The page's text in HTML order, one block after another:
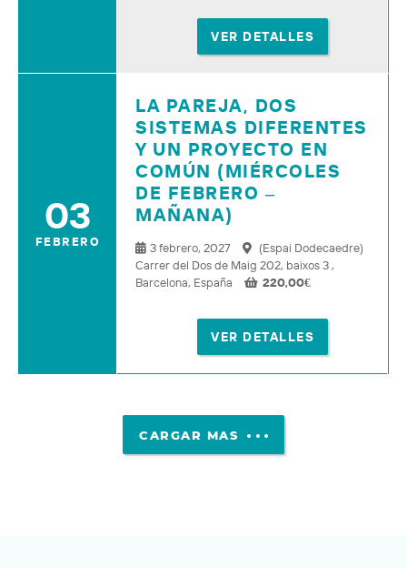
VER DETALLES
03
FEBRERO
LA PAREJA, DOS
SISTEMAS DIFERENTES
Y UN PROYECTO EN
COMÚN (MIÉRCOLES
DE FEBRERO –
MAÑANA)
3 febrero, 2027
(Espai Dodecaedre)
Carrer del Dos de Maig 202, baixos 3 ,
Barcelona, España
220,00€
VER DETALLES
CARGAR MAS